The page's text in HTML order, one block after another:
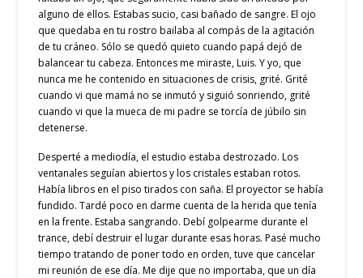
alguno de ellos. Estabas sucio, casi bañado de sangre. El ojo
que quedaba en tu rostro bailaba al compás de la agitación
de tu cráneo. Sólo se quedó quieto cuando papá dejó de
balancear tu cabeza. Entonces me miraste, Luis. Y yo, que
nunca me he contenido en situaciones de crisis, grité. Grité
cuando vi que mamá no se inmutó y siguió sonriendo, grité
cuando vi que la mueca de mi padre se torcía de júbilo sin
detenerse.
Desperté a mediodía, el estudio estaba destrozado. Los
ventanales seguían abiertos y los cristales estaban rotos.
Había libros en el piso tirados con saña. El proyector se había
fundido. Tardé poco en darme cuenta de la herida que tenía
en la frente. Estaba sangrando. Debí golpearme durante el
trance, debí destruir el lugar durante esas horas. Pasé mucho
tiempo tratando de poner todo en orden, tuve que cancelar
mi reunión de ese día. Me dije que no importaba, que un día